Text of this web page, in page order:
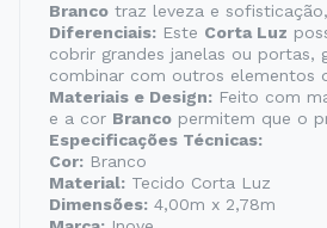
Branco traz leveza e
Diferenciais: Este Corta Luz
cobrir grandes janelas ou
combinar com outros elementos
Materiais e Design: Feito com
e a cor Branco permitem que o
Especificações Técnicas:
Cor: Branco
Material: Tecido Corta Luz
Dimensões: 4,00m x 2,78m